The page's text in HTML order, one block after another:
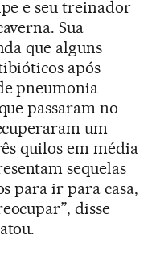
e seu treinador
Sua
que alguns
após
pneumonia
passaram no
um
quilos em média
sequelas
para ir para casa,
disse